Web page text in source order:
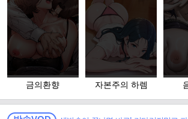
금의환향 자본주의 하렘